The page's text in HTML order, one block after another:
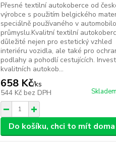
Přesné textilní autokoberce od
výrobce s použitím belgického
speciálně používaného v
průmyslu.Kvalitní textilní
důležité nejen pro estetický vzhled
interiéru vozidla, ale také pro
podlahy a pohodlí cestujících.
kvalitních autokob...
658 Kč/ks
544 Kč bez DPH
Do košíku, chci to mít doma